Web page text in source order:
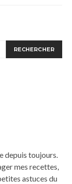
RECHERCHER
depuis toujours.
mes recettes,
astuces du